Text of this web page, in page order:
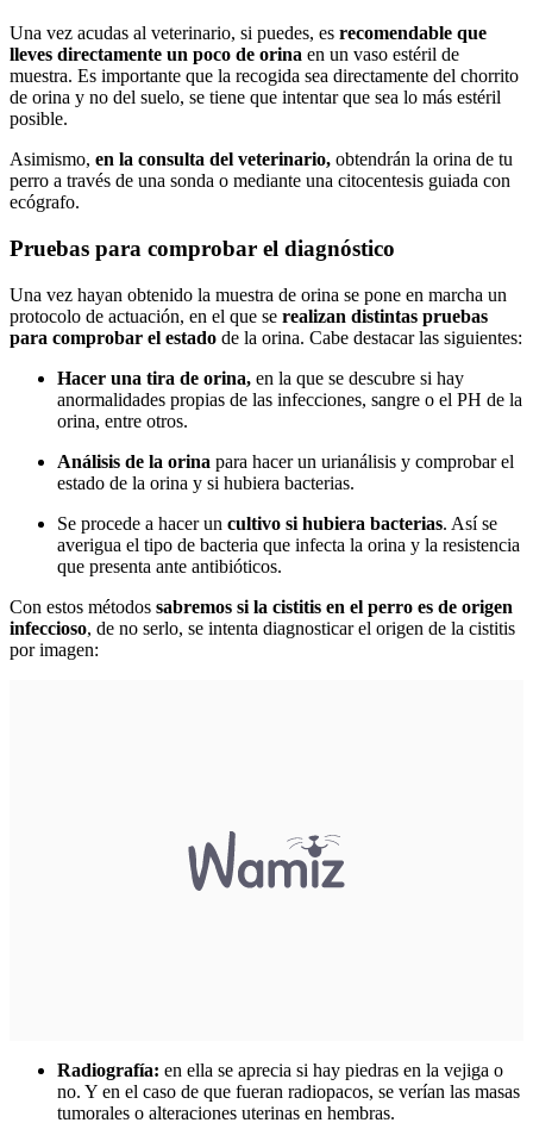
Una vez acudas al veterinario, si puedes, es recomendable que
lleves directamente un poco de orina en un vaso estéril de
muestra. Es importante que la recogida sea directamente del chorrito
de orina y no del suelo, se tiene que intentar que sea lo más estéril
posible.
Asimismo, en la consulta del veterinario, obtendrán la orina de tu
perro a través de una sonda o mediante una citocentesis guiada con
ecógrafo.
Pruebas para comprobar el diagnóstico
Una vez hayan obtenido la muestra de orina se pone en marcha un
protocolo de actuación, en el que se realizan distintas pruebas
para comprobar el estado de la orina. Cabe destacar las siguientes:
Hacer una tira de orina, en la que se descubre si hay
anormalidades propias de las infecciones, sangre o el PH de la
orina, entre otros.
Análisis de la orina para hacer un urianálisis y comprobar el
estado de la orina y si hubiera bacterias.
Se procede a hacer un cultivo si hubiera bacterias. Así se
averigua el tipo de bacteria que infecta la orina y la resistencia
que presenta ante antibióticos.
Con estos métodos sabremos si la cistitis en el perro es de origen
infeccioso, de no serlo, se intenta diagnosticar el origen de la cistitis
por imagen:
Radiografía: en ella se aprecia si hay piedras en la vejiga o
no. Y en el caso de que fueran radiopacos, se verían las masas
tumorales o alteraciones uterinas en hembras.